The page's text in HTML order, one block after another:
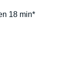
18 min*